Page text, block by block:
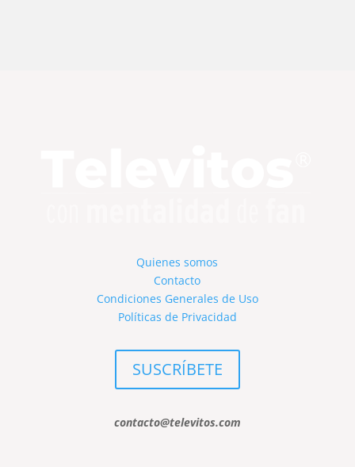
Quienes somos
Contacto
Condiciones Generales de Uso
Políticas de Privacidad
SUSCRÍBETE
contacto@televitos.com